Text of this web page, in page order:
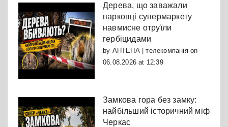
Дерева, що заважали
парковці супермаркету
навмисне отруїли
гербіцидами
by АНТЕНА | телекомпаніяon
06.08.2026 at 12:39
Замкова гора без замку:
найбільший історичний міф
Черкас